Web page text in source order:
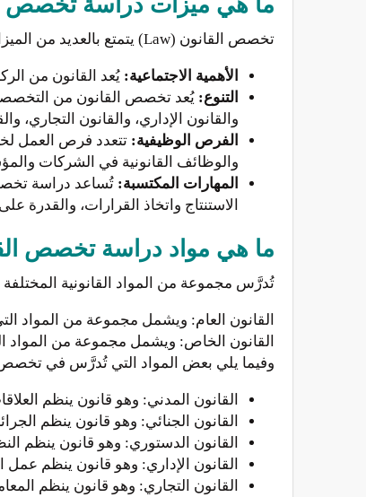
تخصص القانون (Law) يتمتع بالعديد من الميزات التي تجعله مهنة مثيرة وجذابة للكثيرين، ومن بين هذه الميزات:
الأهمية الاجتماعية: يُعد القانون من
التنوع: يُعد تخصص القانون من
والقانون الإداري، والقانون التجاري،
الفرص الوظيفية: تتعدد فرص العمل
والوظائف القانونية في الشركات
المهارات المكتسبة: تُساعد دراسة
الاستنتاج واتخاذ القرارات، والقدرة
ما هي مواد دراسة تخصص
تُدرَّس مجموعة من المواد القانونية
القانون العام: ويشمل مجموعة من المواد التي
القانون الخاص: ويشمل مجموعة من المواد
وفيما يلي بعض المواد التي تُدرَّس في تخصص
القانون المدني: وهو قانون ينظم
القانون الجنائي: وهو قانون ينظم
القانون الدستوري: وهو قانون ينظم
القانون الإداري: وهو قانون ينظم عمل
القانون التجاري: وهو قانون ينظم